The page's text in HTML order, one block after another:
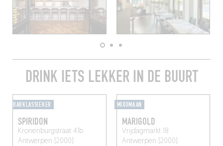
DRINK IETS LEKKER IN DE BUURT
BARKLASSIEKER
SPIRIDON
Kronenburgstraat 41b
Antwerpen (2000)
MIXOMAAN
MARIGOLD
Vrijdagmarkt 18
Antwerpen (2000)